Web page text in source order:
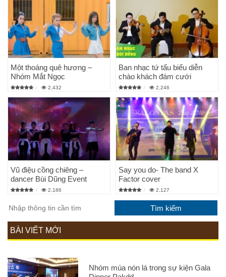
Một thoáng quê hương –
Nhóm Mắt Ngọc
2,432
Ban nhạc tứ tấu biểu diễn
chào khách đám cưới
2,246
Vũ điệu cồng chiêng –
dancer Bùi Dũng Event
2,186
Say you do- The band X
Factor cover
2,127
BÀI VIẾT MỚI
Nhóm múa nón lá trong sự kiện Gala